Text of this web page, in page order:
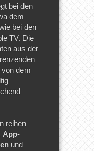
bei den
dem
bei den
TV. Die
aus der
dem
reihen
App-
und